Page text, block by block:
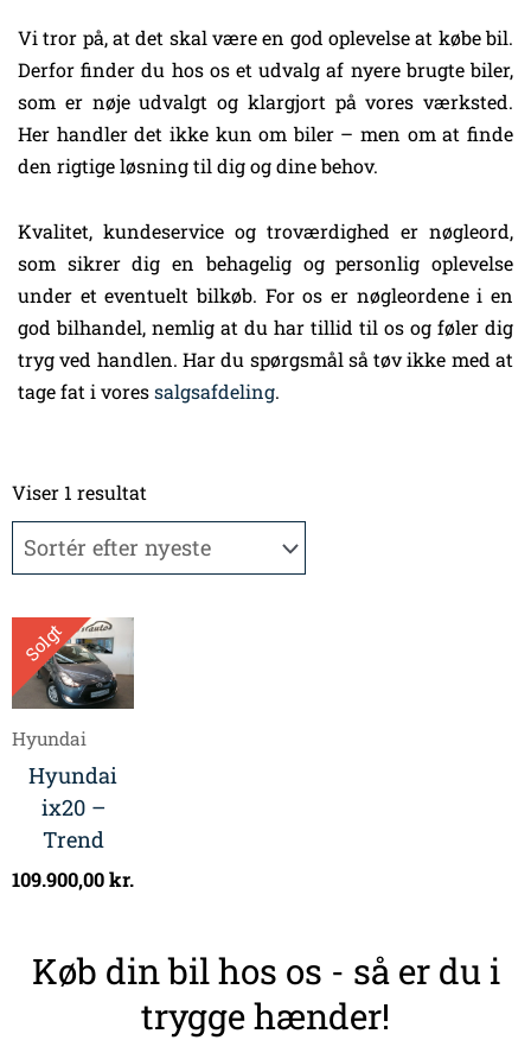
Vi tror på, at det skal være en god oplevelse at købe bil.
Derfor finder du hos os et udvalg af nyere brugte biler,
som er nøje udvalgt og klargjort på vores værksted.
Her handler det ikke kun om biler – men om at finde
den rigtige løsning til dig og dine behov.
Kvalitet, kundeservice og troværdighed er nøgleord,
som sikrer dig en behagelig og personlig oplevelse
under et eventuelt bilkøb. For os er nøgleordene i en
god bilhandel, nemlig at du har tillid til os og føler dig
tryg ved handlen. Har du spørgsmål så tøv ikke med at
tage fat i voressalgsafdeling.
Viser 1 resultat
Solgt
Hyundai
Hyundai
ix20 –
Trend
109.900,00kr.
Køb din bil hos os - så er du i
trygge hænder!